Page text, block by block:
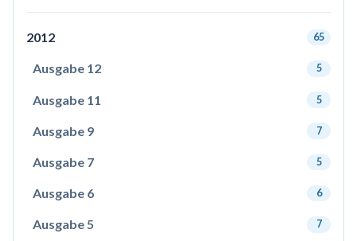
2012 65
Ausgabe 12 5
Ausgabe 11 5
Ausgabe 9 7
Ausgabe 7 5
Ausgabe 6 6
Ausgabe 5 7